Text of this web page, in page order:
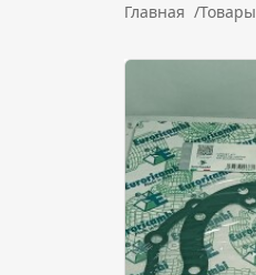
Главная /Товары